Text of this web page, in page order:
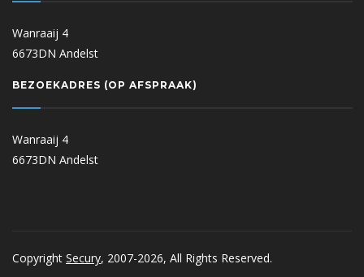
Wanraaij 4
6673DN Andelst
BEZOEKADRES (OP AFSPRAAK)
Wanraaij 4
6673DN Andelst
Copyright Secury, 2007-2026, All Rights Reserved.